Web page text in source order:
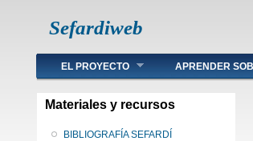
Sefardiweb
Main menu
EL PROYECTO APRENDER
Materiales y recursos
BIBLIOGRAFÍA SEFARDÍ